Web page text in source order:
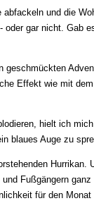
und die
oder gar nicht. Gab
geschmückten
Effekt wie mit
hielt ich mich
blaues Auge zu
Hurrikan.
Fußgängern ganz
für den Monat